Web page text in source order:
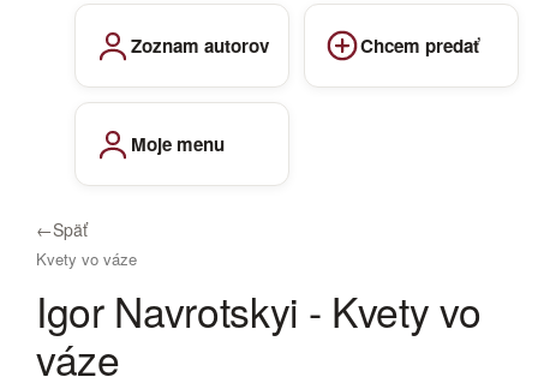
Zoznam autorov Chcem predať
Moje menu
←Späť
Kvety vo váze
Igor Navrotskyi - Kvety vo
váze